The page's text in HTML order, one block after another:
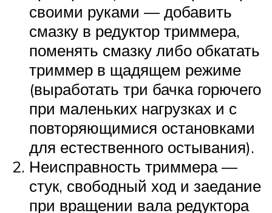
своими руками — добавить
смазку в редуктор триммера,
поменять смазку либо обкатать
триммер в щадящем режиме
(выработать три бачка горючего
при маленьких нагрузках и с
повторяющимися остановками
для естественного остывания).
Неисправность триммера —
стук, свободный ход и заедание
при вращении вала редуктора